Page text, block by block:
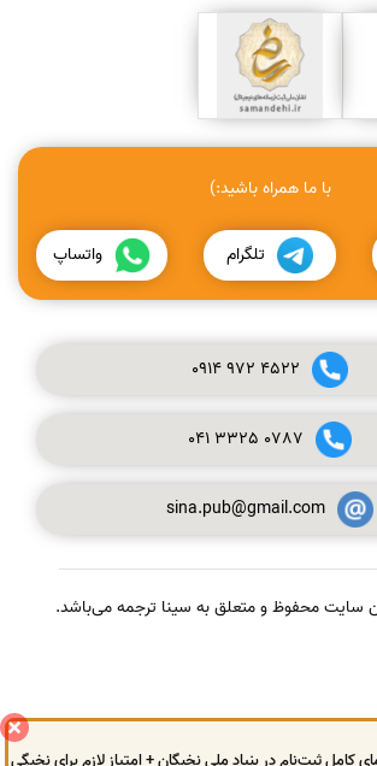
با ما همراه باشید:)
تلگرام واتساپ
0914972 4522
041 3325 0787
sina.pub@gmail.com
سایت محفوظ و متعلق به سینا ترجمه می‌باشد.
کامل ثبت‌نام در بنیاد ملی نخبگان + امتیاز لازم برای نخبگی
گفتگوی آنلاین